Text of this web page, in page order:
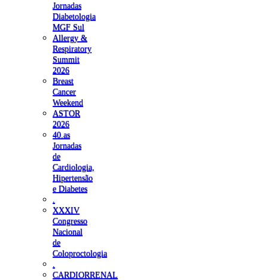
Jornadas
Diabetologia
MGF Sul
Allergy &
Respiratory
Summit
2026
Breast
Cancer
Weekend
ASTOR
2026
40.as
Jornadas
de
Cardiologia,
Hipertensão
e Diabetes
XXXIV
Congresso
Nacional
de
Coloproctologia
CARDIORRENAL